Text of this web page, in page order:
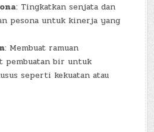
: Tingkatkan senjata dan
pesona untuk kinerja yang
: Membuat ramuan
pembuatan bir untuk
seperti kekuatan atau